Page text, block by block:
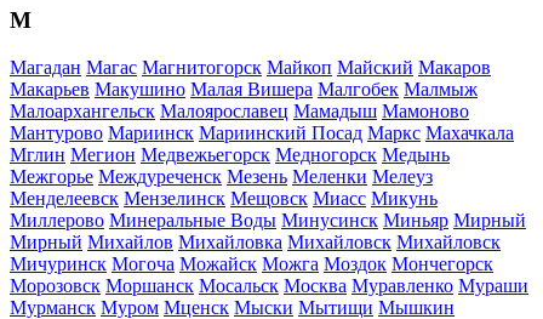
М
Магадан Магас Магнитогорск Майкоп Майский Макаров
Макарьев Макушино Малая Вишера Малгобек Малмыж
Малоархангельск Малоярославец Мамадыш Мамоново
Мантурово Мариинск Мариинский Посад Маркс Махачкала
Мглин Мегион Медвежьегорск Медногорск Медынь
Межгорье Междуреченск Мезень Меленки Мелеуз
Менделеевск Мензелинск Мещовск Миасс Микунь
Миллерово Минеральные Воды Минусинск Миньяр Мирный
Мирный Михайлов Михайловка Михайловск Михайловск
Мичуринск Могоча Можайск Можга Моздок Мончегорск
Морозовск Моршанск Мосальск Москва Муравленко Мураши
Мурманск Муром Мценск Мыски Мытищи Мышкин